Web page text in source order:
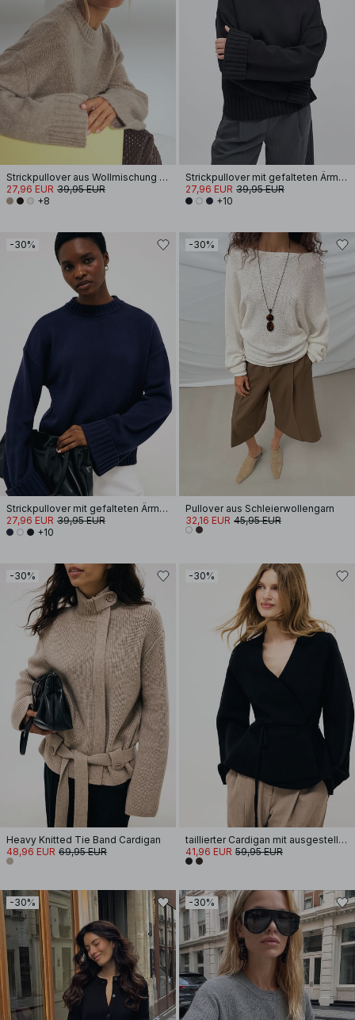
Strickpullover aus Wollmischung mit Rundhalsausschnitt
27,96 EUR 39,95 EUR
+8
Strickpullover mit gefalteten Ärmeln
27,96 EUR 39,95 EUR
+10
-30%
Strickpullover mit gefalteten Ärmeln
27,96 EUR 39,95 EUR
+10
-30%
Pullover aus Schleierwollengarn
32,16 EUR 45,95 EUR
-30%
Heavy Knitted Tie Band Cardigan
48,96 EUR 69,95 EUR
-30%
taillierter Cardigan mit ausgestellten Ärmeln
41,96 EUR 59,95 EUR
-30% -30%